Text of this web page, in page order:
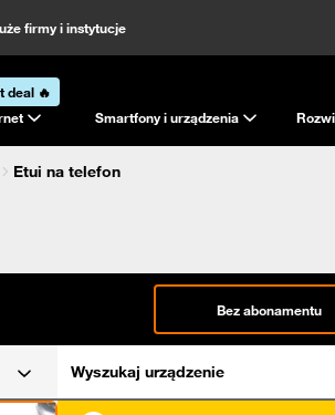
firmy i instytucje
deal 🔥
Smartfony i urządzenia
Etui na telefon
Bez abonamentu
Wyszukaj urządzenie